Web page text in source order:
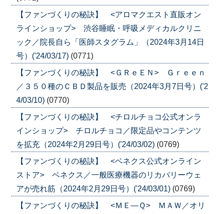
【ファンづくりの秘訣】 <アロマクエスト直販オン
ラインショップ> 渋谷睡眠・呼吸メディカルクリニ
ック／院長自ら「医師スタグラム」（2024年3月14日
号）('24/03/17) (0771)
【ファンづくりの秘訣】 <ＧＲｅＥＮ> Ｇｒｅｅｎ
／３５０種のＣＢＤ製品を販売（2024年3月7日号）('2
4/03/10) (0770)
【ファンづくりの秘訣】 <チロルチョコ公式オンラ
インショップ> チロルチョコ／限定品やコンテンツ
を拡充（2024年2月29日号）('24/03/02) (0769)
【ファンづくりの秘訣】 <ベネクス公式オンライン
ストア> ベネクス／一般医療機器のリカバリーウェ
アが売れ筋（2024年2月29日号）('24/03/01) (0769)
【ファンづくりの秘訣】 <ＭＥ―Ｑ> ＭＡＷ／オリ